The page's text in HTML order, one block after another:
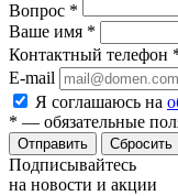
Вопрос *
Ваше имя *
Контактный телефон
E-mail
Я соглашаюсь на
* — обязательные
Сбросить
Подписывайтесь
на новости и акции